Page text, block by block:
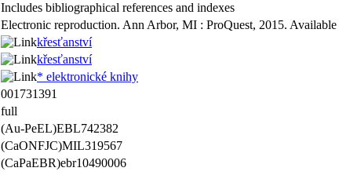
Includes bibliographical references and indexes
Electronic reproduction. Ann Arbor, MI : ProQuest, 2015.
křesťanství
křesťanství
* elektronické knihy
001731391
full
(Au-PeEL)EBL742382
(CaONFJC)MIL319567
(CaPaEBR)ebr10490006